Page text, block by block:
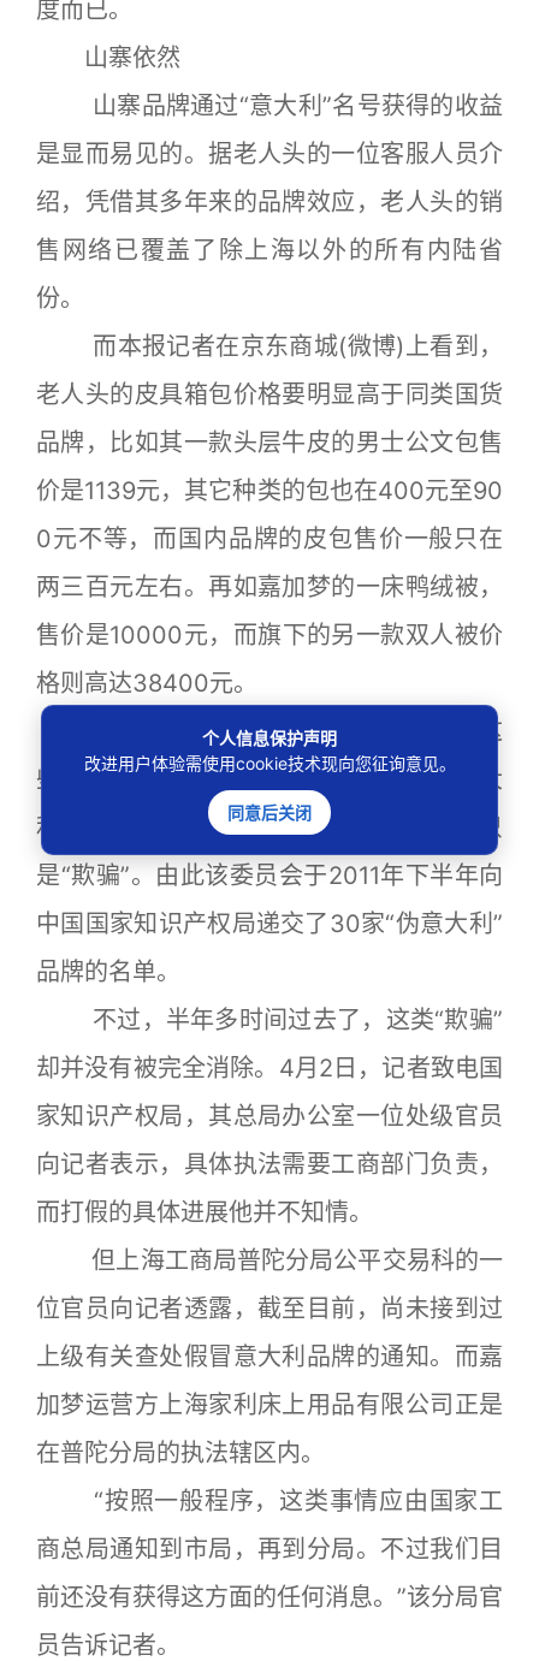
度而已。
山寨依然
山寨品牌通过“意大利”名号获得的收益
是显而易见的。据老人头的一位客服人员介
绍，凭借其多年来的品牌效应，老人头的销
售网络已覆盖了除上海以外的所有内陆省
份。
而本报记者在京东商城(微博)上看到，
老人头的皮具箱包价格要明显高于同类国货
品牌，比如其一款头层牛皮的男士公文包售
价是1139元，其它种类的包也在400元至90
0元不等，而国内品牌的皮包售价一般只在
两三百元左右。再如嘉加梦的一床鸭绒被，
售价是10000元，而旗下的另一款双人被价
格则高达38400元。
意大利对外贸易委员会曾对外表示，这
些“伪意大利”品牌横行中国市场，扭曲意大
利品牌的形象，中国消费者用高价换来的只
是“欺骗”。由此该委员会于2011年下半年向
中国国家知识产权局递交了30家“伪意大利”
品牌的名单。
不过，半年多时间过去了，这类“欺骗”
却并没有被完全消除。4月2日，记者致电国
家知识产权局，其总局办公室一位处级官员
向记者表示，具体执法需要工商部门负责，
而打假的具体进展他并不知情。
但上海工商局普陀分局公平交易科的一
位官员向记者透露，截至目前，尚未接到过
上级有关查处假冒意大利品牌的通知。而嘉
加梦运营方上海家利床上用品有限公司正是
在普陀分局的执法辖区内。
“按照一般程序，这类事情应由国家工
商总局通知到市局，再到分局。不过我们目
前还没有获得这方面的任何消息。”该分局官
员告诉记者。
个人信息保护声明
改进用户体验需使用cookie技术现向您征询意见。
同意后关闭